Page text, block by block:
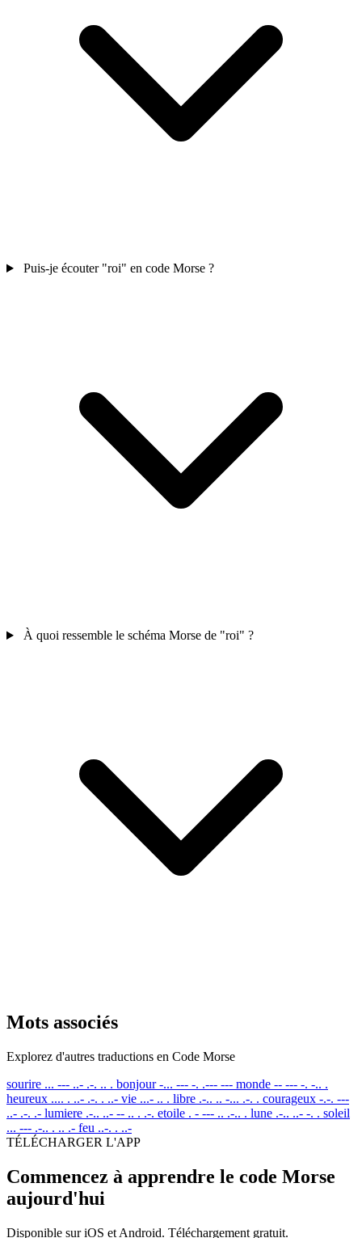
Puis-je écouter "roi" en code Morse ?
À quoi ressemble le schéma Morse de "roi" ?
Mots associés
Explorez d'autres traductions en Code Morse
sourire ... --- ..- .-. .. . bonjour -... --- -. .--- --- monde -- --- -. -.. .
heureux .... . ..- .-. . ..- vie ...- .. . libre .-.. .. -... .-. . courageux -.-. ---
..- .-. .- lumiere .-.. ..- -- .. . .-. etoile . - --- .. .-.. . lune .-.. ..- -. . soleil
... --- .-.. . .. .- feu ..-. . ..-
TÉLÉCHARGER L'APP
Commencez à apprendre le code Morse
aujourd'hui
Disponible sur iOS et Android. Téléchargement gratuit.